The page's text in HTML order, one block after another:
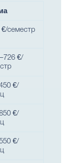
€/семестр
€/
€/
€/
€/